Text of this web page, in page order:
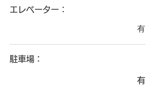
エレベーター：
有
駐車場：
有